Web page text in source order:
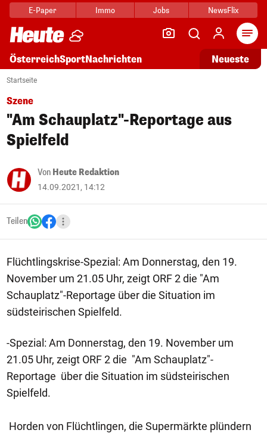
E-Paper Immo Jobs NewsFlix
ÖsterreichSportNachrichten Neueste
Startseite
Szene
"Am Schauplatz"-Reportage aus
Spielfeld
Von Heute Redaktion
14.09.2021, 14:12
Teilen
Flüchtlingskrise-Spezial: Am Donnerstag, den 19.
November um 21.05 Uhr, zeigt ORF 2 die "Am
Schauplatz"-Reportage über die Situation im
südsteirischen Spielfeld.
-Spezial: Am Donnerstag, den 19. November um
21.05 Uhr, zeigt ORF 2 die "Am Schauplatz"-
Reportage über die Situation im südsteirischen
Spielfeld.
Horden von Flüchtlingen, die Supermärkte plündern